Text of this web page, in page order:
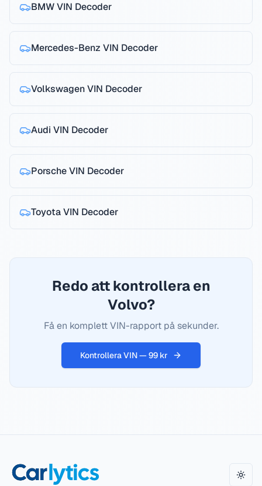
BMWVIN Decoder
Mercedes-Benz VIN Decoder
VolkswagenVIN Decoder
Audi VIN Decoder
PorscheVIN Decoder
ToyotaVIN Decoder
Redo att kontrollera en
Volvo?
Få en komplett VIN-rapport på sekunder.
Kontrollera VIN — 99 kr